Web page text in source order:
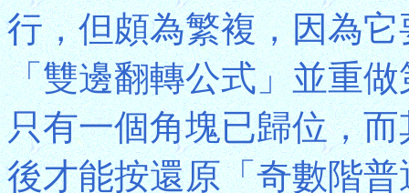
行，但頗為繁複，因為
「雙邊翻轉公式」並重
只有一個角塊已歸位，
後才能按還原「奇數階